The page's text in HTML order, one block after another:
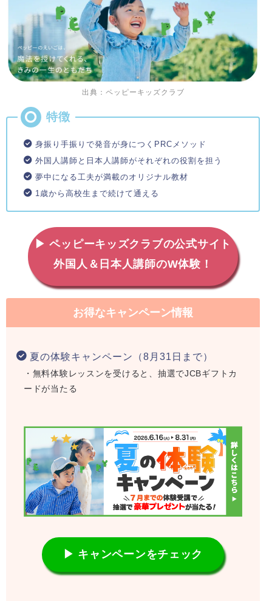
出典：ペッピーキッズクラブ
身振り手振りで発音が身につくPRCメソッド
外国人講師と日本人講師がそれぞれの役割を担う
夢中になる工夫が満載のオリジナル教材
1歳から高校生まで続けて通える
▶ ペッピーキッズクラブの公式サイト
外国人＆日本人講師のW体験！
お得なキャンペーン情報
夏の体験キャンペーン（8月31日まで）
・無料体験レッスンを受けると、抽選でJCBギフトカ
ードが当たる
▶ キャンペーンをチェック